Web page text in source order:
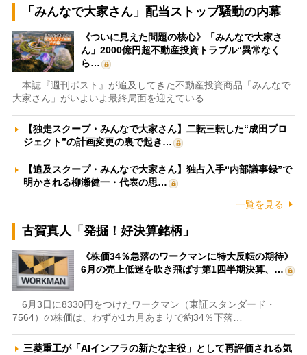
「みんなで大家さん」配当ストップ騒動の内幕
《ついに見えた問題の核心》「みんなで大家さ
ん」2000億円超不動産投資トラブル“異常なく
ら…
本誌『週刊ポスト』が追及してきた不動産投資商品「みんなで
大家さん」がいよいよ最終局面を迎えている…
【独走スクープ・みんなで大家さん】二転三転した“成田プロ
ジェクト”の計画変更の裏で起き…
【追及スクープ・みんなで大家さん】独占入手“内部議事録”で
明かされる柳瀬健一・代表の思…
一覧を見る
古賀真人「発掘！好決算銘柄」
《株価34％急落のワークマンに特大反転の期待》
6月の売上低迷を吹き飛ばす第1四半期決算、…
6月3日に8330円をつけたワークマン（東証スタンダード・
7564）の株価は、わずか1カ月あまりで約34％下落…
三菱重工が「AIインフラの新たな主役」として再評価される気